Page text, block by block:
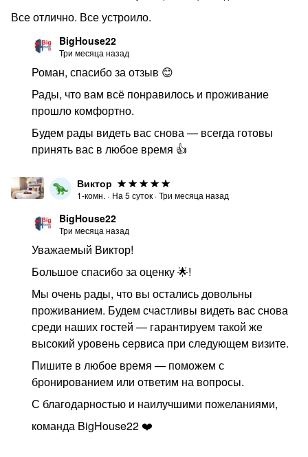
Все отлично. Все устроило.
BigHouse22
Три месяца назад
Роман, спасибо за отзыв 😊
Рады, что вам всё понравилось и проживание
прошло комфортно.
Будем рады видеть вас снова — всегда готовы
принять вас в любое время 👍
Виктор
1-комн. · На 5 суток ·Три месяца назад
BigHouse22
Три месяца назад
Уважаемый Виктор!
Большое спасибо за оценку 🌟!
Мы очень рады, что вы остались довольны
проживанием. Будем счастливы видеть вас снова
среди наших гостей — гарантируем такой же
высокий уровень сервиса при следующем визите.
Пишите в любое время — поможем с
бронированием или ответим на вопросы.
С благодарностью и наилучшими пожеланиями,
команда BigHouse22 ❤️